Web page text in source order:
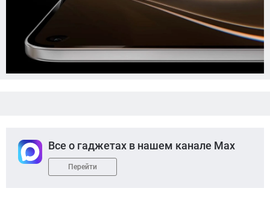
Все о гаджетах в нашем канале Max
Перейти